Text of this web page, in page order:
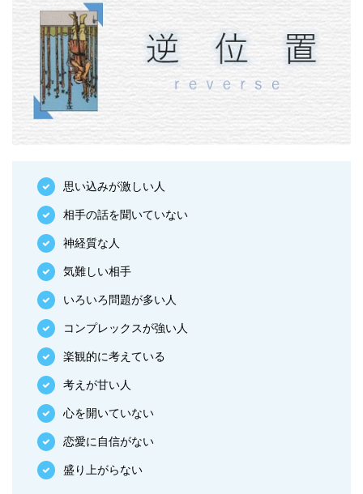
思い込みが激しい人
相手の話を聞いていない
神経質な人
気難しい相手
いろいろ問題が多い人
コンプレックスが強い人
楽観的に考えている
考えが甘い人
心を開いていない
恋愛に自信がない
盛り上がらない